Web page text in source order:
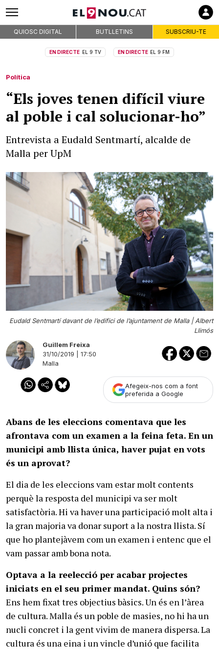
QUIOSC DIGITAL BUTLLETINS SUBSCRIU-TE
EN DIRECTE EL 9 TV EN DIRECTE EL 9 FM
Política
“Els joves tenen difícil viure
al poble i cal solucionar-ho”
Entrevista a Eudald Sentmartí, alcalde de
Malla per UpM
Eudald Sentmartí davant de l’edifici de l’ajuntament de Malla |Albert
Llimós
Guillem Freixa
31/10/2019 | 17:50
Malla
Afegeix-nos com a font
preferida a Google
Abans de les eleccions comentava que les
afrontava com un examen a la feina feta. En un
municipi amb llista única, haver pujat en vots
és un aprovat?
El dia de les eleccions vam estar molt contents
perquè la resposta del municipi va ser molt
satisfactòria. Hi va haver una participació molt alta i
la gran majoria va donar suport a la nostra llista. Sí
que ho plantejàvem com un examen i entenc que el
vam passar amb bona nota.
Optava a la reelecció per acabar projectes
iniciats en el seu primer mandat. Quins són?
Ens hem fixat tres objectius bàsics. Un és en l’àrea
de cultura. Malla és un poble de masies, no hi ha un
nucli concret i la gent vivim de manera dispersa. La
cultura és una eina i un vincle d’unió que facilita